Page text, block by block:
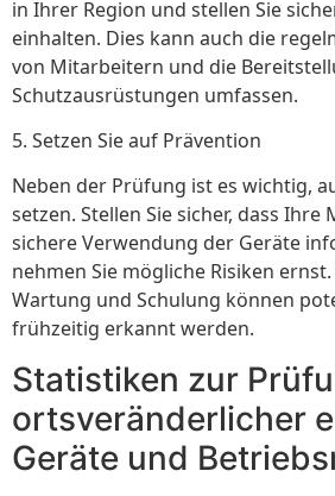
in Ihrer Region und stellen Sie
einhalten. Dies kann auch die
von Mitarbeitern und die
Schutzausrüstungen umfassen.
5. Setzen Sie auf Prävention
Neben der Prüfung ist es wichtig,
setzen. Stellen Sie sicher, dass
sichere Verwendung der Geräte
nehmen Sie mögliche Risiken
Wartung und Schulung können
frühzeitig erkannt werden.
Statistiken zur
ortsveränderlicher
Geräte und